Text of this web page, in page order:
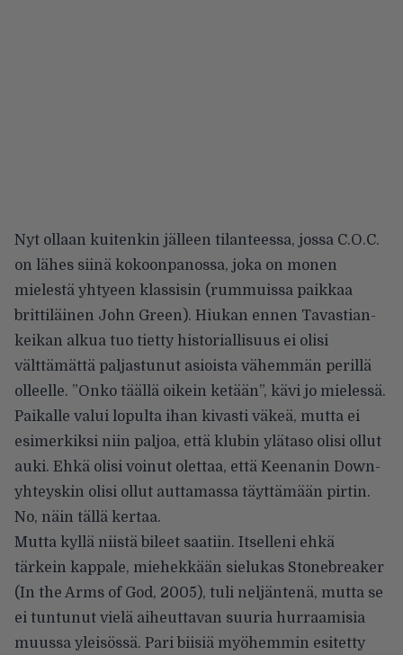
Nyt ollaan kuitenkin jälleen tilanteessa, jossa C.O.C.
on lähes siinä kokoonpanossa, joka on monen
mielestä yhtyeen klassisin (rummuissa paikkaa
brittiläinen John Green). Hiukan ennen Tavastian-
keikan alkua tuo tietty historiallisuus ei olisi
välttämättä paljastunut asioista vähemmän perillä
olleelle. ”Onko täällä oikein ketään”, kävi jo mielessä.
Paikalle valui lopulta ihan kivasti väkeä, mutta ei
esimerkiksi niin paljoa, että klubin ylätaso olisi ollut
auki. Ehkä olisi voinut olettaa, että Keenanin Down-
yhteyskin olisi ollut auttamassa täyttämään pirtin.
No, näin tällä kertaa.
Mutta kyllä niistä bileet saatiin. Itselleni ehkä
tärkein kappale, miehekkään sielukas Stonebreaker
(In the Arms of God, 2005), tuli neljäntenä, mutta se
ei tuntunut vielä aiheuttavan suuria hurraamisia
muussa yleisössä. Pari biisiä myöhemmin esitetty